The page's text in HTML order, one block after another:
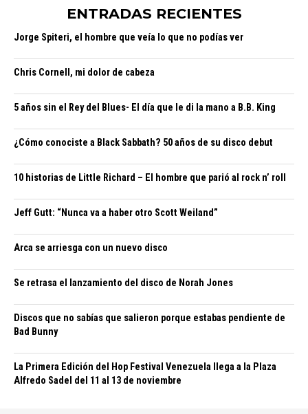
ENTRADAS RECIENTES
Jorge Spiteri, el hombre que veía lo que no podías ver
Chris Cornell, mi dolor de cabeza
5 años sin el Rey del Blues- El día que le di la mano a B.B. King
¿Cómo conociste a Black Sabbath? 50 años de su disco debut
10 historias de Little Richard – El hombre que parió al rock n’ roll
Jeff Gutt: “Nunca va a haber otro Scott Weiland”
Arca se arriesga con un nuevo disco
Se retrasa el lanzamiento del disco de Norah Jones
Discos que no sabías que salieron porque estabas pendiente de
Bad Bunny
La Primera Edición del Hop Festival Venezuela llega a la Plaza
Alfredo Sadel del 11 al 13 de noviembre